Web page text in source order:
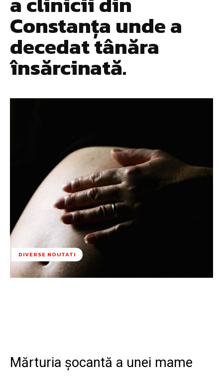
Constanța unde a
decedat tânăra
însărcinată.
DIVERSE NOUTATI
Mărturia șocantă a unei mame